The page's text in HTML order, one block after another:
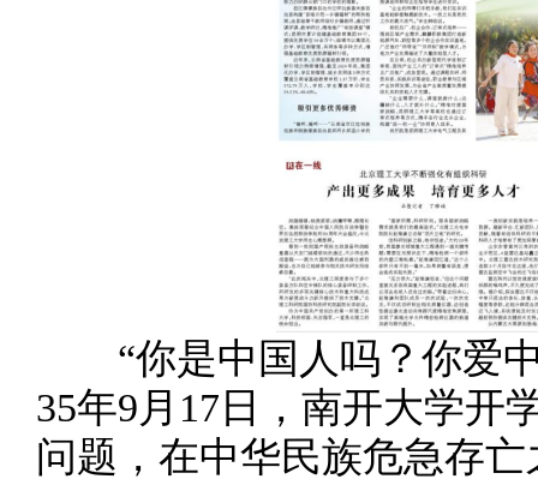
“你是中国人吗？你爱中
35年9月17日，南开大学开
问题，在中华民族危急存